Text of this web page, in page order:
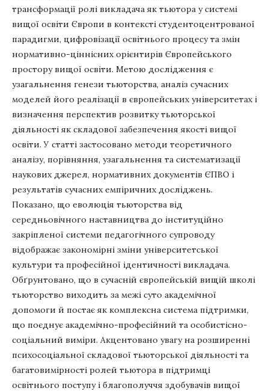
трансформації ролі викладача як тьютора у системі
вищої освіти Європи в контексті студентоцентрованої
парадигми, цифровізації освітнього процесу та змін
нормативно-ціннісних орієнтирів Європейського
простору вищої освіти. Метою дослідження є
узагальнення генези тьюторства, аналіз сучасних
моделей його реалізації в європейських університетах і
визначення перспектив розвитку тьюторської
діяльності як складової забезпечення якості вищої
освіти. У статті застосовано методи теоретичного
аналізу, порівняння, узагальнення та систематизації
наукових джерел, нормативних документів ЄПВО і
результатів сучасних емпіричних досліджень.
Показано, що еволюція тьюторства від
середньовічного наставництва до інституційно
закріпленої системи педагогічного супроводу
відображає закономірні зміни університетської
культури та професійної ідентичності викладача.
Обґрунтовано, що в сучасній європейській вищій школі
тьюторство виходить за межі суто академічної
допомоги й постає як комплексна система підтримки,
що поєднує академічно-професійний та особистісно-
соціальний виміри. Акцентовано увагу на розширенні
психосоціальної складової тьюторської діяльності та
багатовимірності ролей тьютора в підтримці
освітнього поступу і благополуччя здобувачів вищої